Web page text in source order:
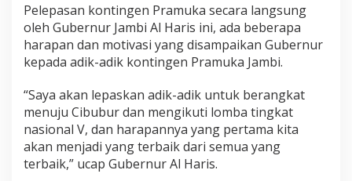
u
t
i
L
m
b
a
T
i
n
g
Pelepasan kontingen Pramuka secara langsung
oleh Gubernur Jambi Al Haris ini, ada beberapa
harapan dan motivasi yang disampaikan Gubernur
kepada adik-adik kontingen Pramuka Jambi.
“Saya akan lepaskan adik-adik untuk berangkat
menuju Cibubur dan mengikuti lomba tingkat
nasional V, dan harapannya yang pertama kita
akan menjadi yang terbaik dari semua yang
terbaik,” ucap Gubernur Al Haris.